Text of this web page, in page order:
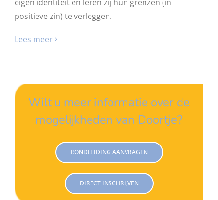
eigen identiteit en leren zij hun grenzen (in
positieve zin) te verleggen.
Lees meer
Wilt u meer informatie over de
mogelijkheden van Doortje?
RONDLEIDING AANVRAGEN
DIRECT INSCHRIJVEN